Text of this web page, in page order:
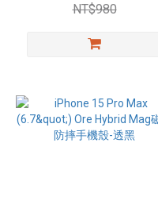
NT$980